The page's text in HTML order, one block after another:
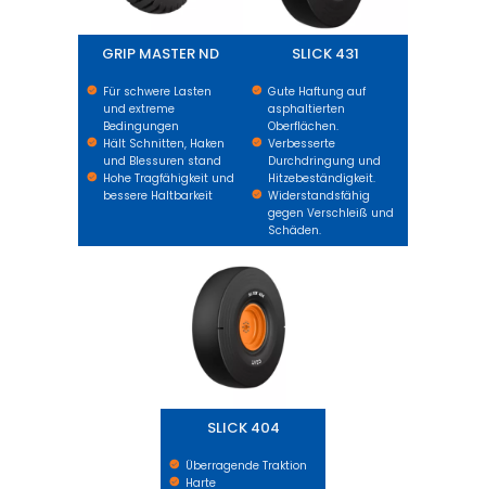
GRIP MASTER ND
Für schwere Lasten
und extreme
Bedingungen
Hält Schnitten, Haken
und Blessuren stand
Hohe Tragfähigkeit und
bessere Haltbarkeit
SLICK 431
Gute Haftung auf
asphaltierten
Oberflächen.
Verbesserte
Durchdringung und
Hitzebeständigkeit.
Widerstandsfähig
gegen Verschleiß und
Schäden.
SLICK 404
Überragende Traktion
Harte